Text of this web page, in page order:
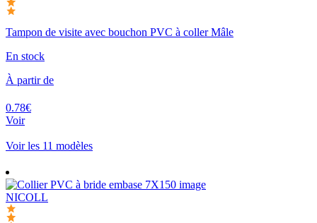
Tampon de visite avec bouchon PVC à coller Mâle
En stock
À partir de
0.78€
Voir
Voir les 11 modèles
NICOLL